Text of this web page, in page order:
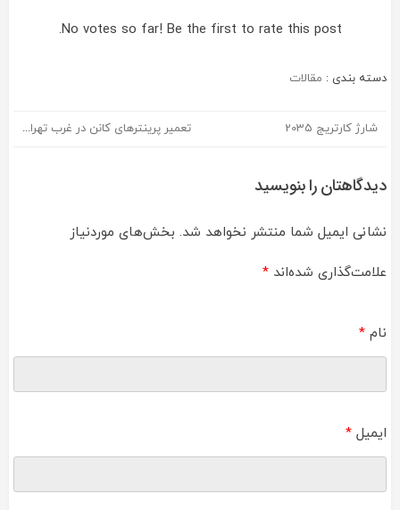
No votes so far! Be the first to rate this post.
دسته بندی : مقالات
راهبری
شارژ کارتریج 2035 تعمیر پرینترهای کانن در غرب تهران
دیدگاهتان را بنویسید
نشانی ایمیل شما منتشر نخواهد شد. بخش‌های موردنیاز
علامت‌گذاری شده‌اند *
نام *
ایمیل *